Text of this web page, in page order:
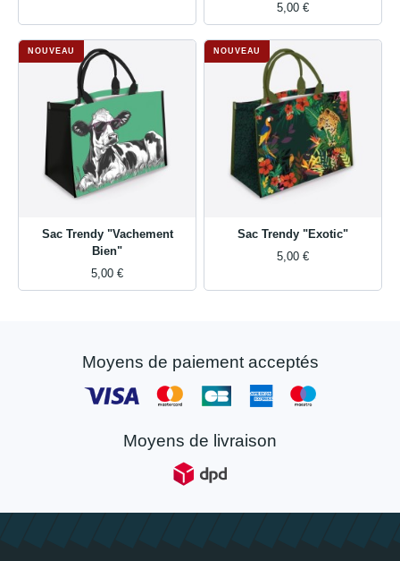
5,00 €
Sac Trendy "Vachement
Bien"
5,00 €
NOUVEAU
Sac Trendy "Exotic"
5,00 €
NOUVEAU
Moyens de paiement acceptés
Moyens de livraison